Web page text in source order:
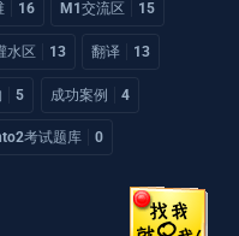
16 M1交流区 15
水区 13 翻译 13
5 成功案例 4
考试题库 0